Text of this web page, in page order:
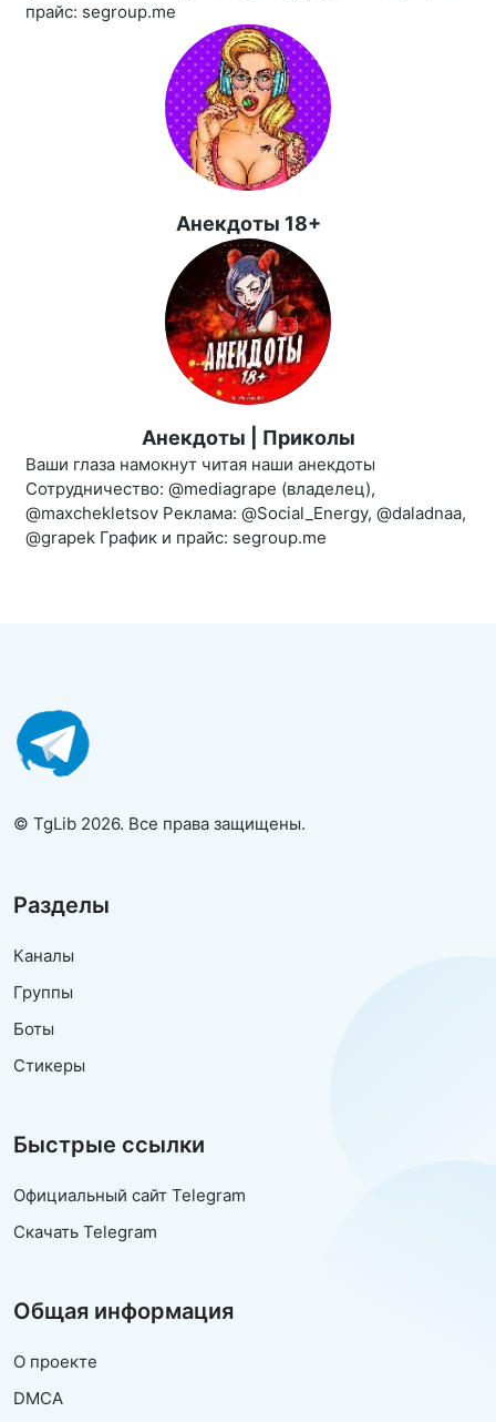
прайс: segroup.me
Анекдоты 18+
Анекдоты | Приколы
Ваши глаза намокнут читая наши анекдоты
Сотрудничество: @mediagrape (владелец),
@maxchekletsov Реклама: @Social_Energy, @daladnaa,
@grapek График и прайс: segroup.me
© TgLib 2026. Все права защищены.
Разделы
Каналы
Группы
Боты
Стикеры
Быстрые ссылки
Официальный сайт Telegram
Скачать Telegram
Общая информация
О проекте
DMCA